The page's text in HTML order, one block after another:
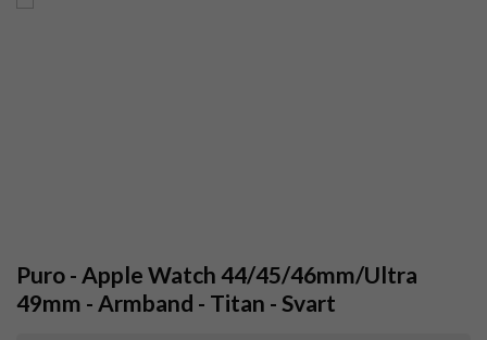
Puro - Apple Watch 44/45/46mm/Ultra
49mm - Armband - Titan - Svart